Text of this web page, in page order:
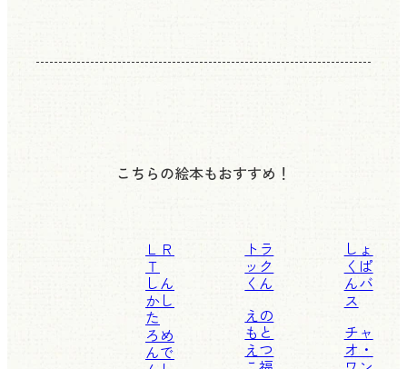
こちらの絵本もおすすめ！
ＬＲ
Ｔ
しん
かし
た
ろめ
んで
トラ
ック
くん
えの
もと
えつ
しょ
くぱ
んバ
ス
チャ
オ・